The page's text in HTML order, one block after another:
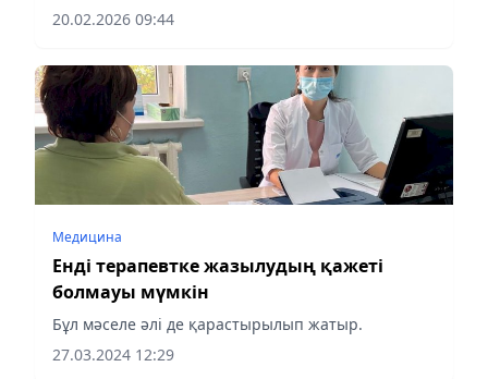
20.02.2026 09:44
Медицина
Енді терапевтке жазылудың қажеті
болмауы мүмкін
Бұл мәселе әлі де қарастырылып жатыр.
27.03.2024 12:29